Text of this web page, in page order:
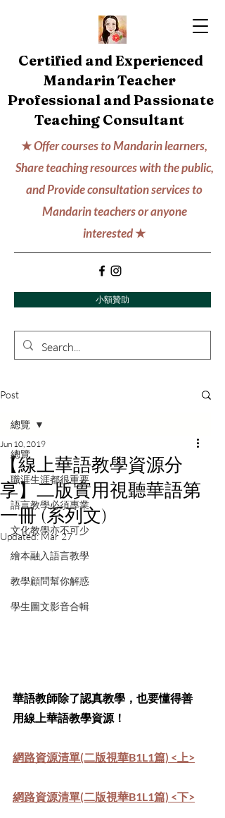
Certified and Experienced
Mandarin Teacher
Professional and Passionate
Teaching Consultant
★Offer courses to Mandarin learners,
Share teaching resources with the public,
and Provide consultation services to
Mandarin teachers or anyone
interested★
小額贊助
Post
總覽
職涯生涯都很重要
語言教學必須專業
文化教學亦不可少
繪本融入語言教學
教學顧問幫你解惑
學生圖文影音合輯
總覽
【線上華語教學資源分
享】二版實用視聽華語第
一冊 (系列文)
Jun 10, 2019
Updated:Mar 27
華語教師除了認真教學，也要懂得善
用線上華語教學資源！
網路資源清單(二版視華B1L1篇) <上>
網路資源清單(二版視華B1L1篇) <下>